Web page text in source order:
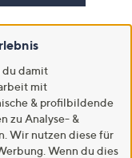
du damit
mit
& profilbildende
zu Analyse- &
Wir nutzen diese für
Wenn du dies